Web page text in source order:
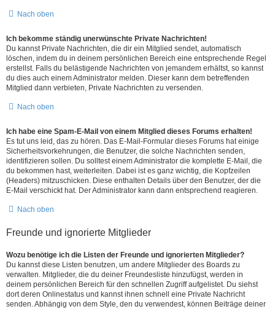
Nach oben
Ich bekomme ständig unerwünschte Private Nachrichten!
Du kannst Private Nachrichten, die dir ein Mitglied sendet, automatisch
löschen, indem du in deinem persönlichen Bereich eine entsprechende Regel
erstellst. Falls du belästigende Nachrichten von jemandem erhältst, so kannst
du dies auch einem Administrator melden. Dieser kann dem betreffenden
Mitglied dann verbieten, Private Nachrichten zu versenden.
Nach oben
Ich habe eine Spam-E-Mail von einem Mitglied dieses Forums erhalten!
Es tut uns leid, das zu hören. Das E-Mail-Formular dieses Forums hat einige
Sicherheitsvorkehrungen, die Benutzer, die solche Nachrichten senden,
identifizieren sollen. Du solltest einem Administrator die komplette E-Mail, die
du bekommen hast, weiterleiten. Dabei ist es ganz wichtig, die Kopfzeilen
(Headers) mitzuschicken. Diese enthalten Details über den Benutzer, der die
E-Mail verschickt hat. Der Administrator kann dann entsprechend reagieren.
Nach oben
Freunde und ignorierte Mitglieder
Wozu benötige ich die Listen der Freunde und ignorierten Mitglieder?
Du kannst diese Listen benutzen, um andere Mitglieder des Boards zu
verwalten. Mitglieder, die du deiner Freundesliste hinzufügst, werden in
deinem persönlichen Bereich für den schnellen Zugriff aufgelistet. Du siehst
dort deren Onlinestatus und kannst ihnen schnell eine Private Nachricht
senden. Abhängig von dem Style, den du verwendest, können Beiträge deiner